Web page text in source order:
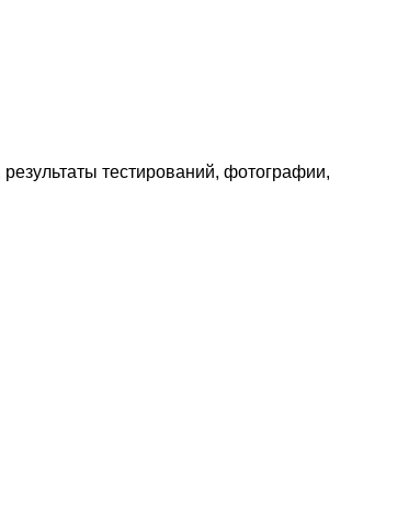
тестирований, фотографии,